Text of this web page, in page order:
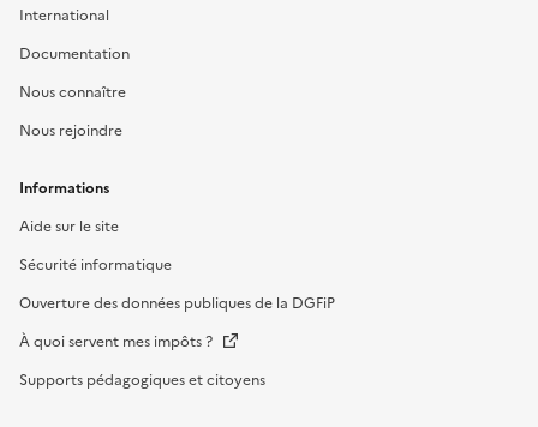
International
Documentation
Nous connaître
Nous rejoindre
Informations
Aide sur le site
Sécurité informatique
Ouverture des données publiques de la DGFiP
À quoi servent mes impôts ?
Supports pédagogiques et citoyens